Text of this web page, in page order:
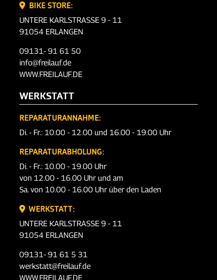
BIKE STORE:
UNTERE KARLSTRASSE 9 - 11
91054 ERLANGEN
09131- 91 61 50
info@freilauf.de
WWW.FREILAUF.DE
WERKSTATT
REPARATURANNAHME:
Di. - Fr.: 10.00 - 12.00 und 16.00 - 19.00 Uhr
REPARATURABHOLUNG:
Di. - Fr.: 10.00 - 19.00 Uhr
von 12.00 - 16.00 Uhr und am
Sa. von 10.00 - 16.00 Uhr über den Laden
WERKSTATT:
UNTERE KARLSTRASSE 9 - 11
91054 ERLANGEN
09131- 91 61 5 31
werkstatt@freilauf.de
WWW.FREILAUF.DE